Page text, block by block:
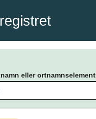
eller ortnamnselement